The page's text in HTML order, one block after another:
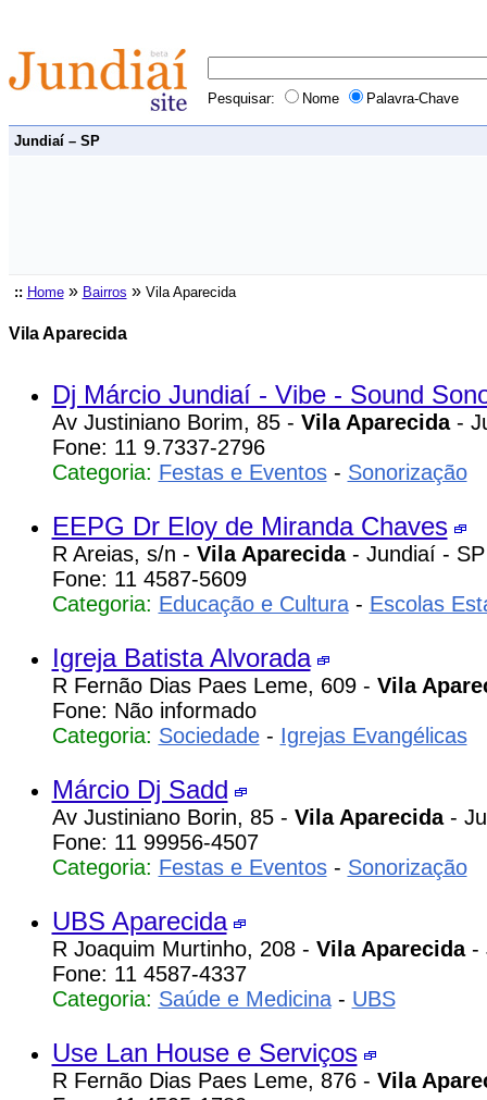
Pesquisar: Nome Palavra-Chave
Jundiaí – SP
:: Home » Bairros »Vila Aparecida
Vila Aparecida
Dj Márcio Jundiaí - Vibe - Sound
Av Justiniano Borim, 85 - Vila Aparecida-
Fone: 11 9.7337-2796
Categoria: Festas e Eventos- Sonorização
EEPG Dr Eloy de Miranda Chaves
R Areias, s/n - Vila Aparecida- Jundiaí - SP
Fone: 11 4587-5609
Categoria: Educação e Cultura- Escolas
Igreja Batista Alvorada
R Fernão Dias Paes Leme, 609 - Vila
Fone: Não informado
Categoria: Sociedade- Igrejas Evangélicas
Márcio Dj Sadd
Av Justiniano Borin, 85 - Vila Aparecida-
Fone: 11 99956-4507
Categoria: Festas e Eventos- Sonorização
UBS Aparecida
R Joaquim Murtinho, 208 - Vila Aparecida-
Fone: 11 4587-4337
Categoria: Saúde e Medicina- UBS
Use Lan House e Serviços
R Fernão Dias Paes Leme, 876 - Vila